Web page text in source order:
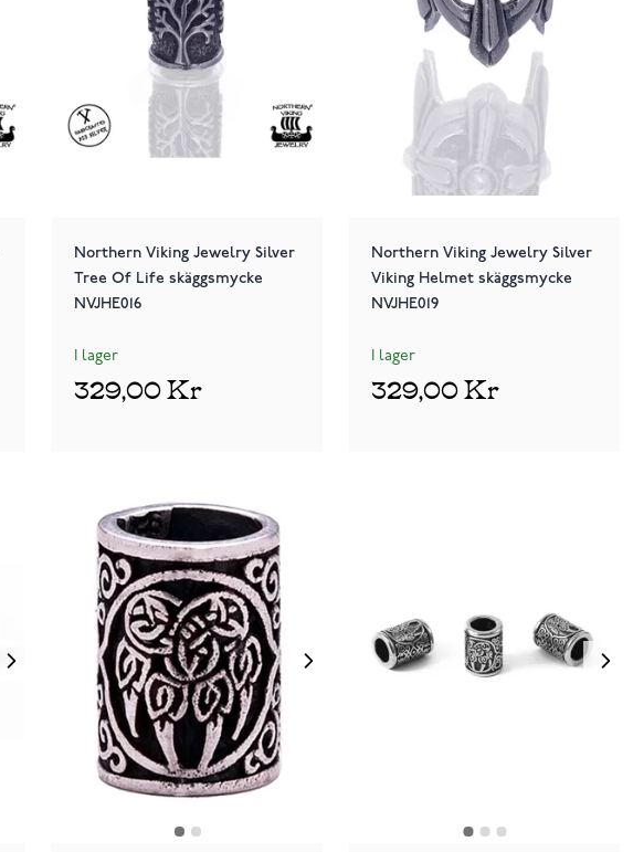
Northern Viking Jewelry Silver
Tree Of Life skäggsmycke
NVJHE016
I lager
329,00 Kr
Northern Viking Jewelry Silver
Viking Helmet skäggsmycke
NVJHE019
I lager
329,00 Kr